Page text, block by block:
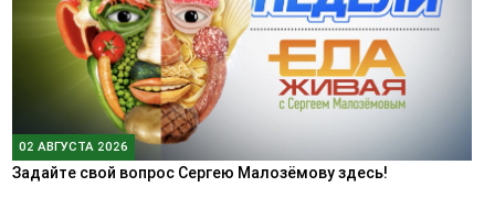
02 АВГУСТА 2026
Задайте свой вопрос Сергею Малозёмову здесь!